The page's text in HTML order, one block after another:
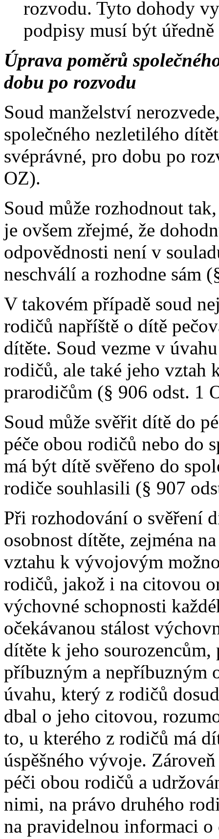
rozvodu. Tyto dohody
podpisy musí být úředně
Úprava poměrů
dobu po rozvodu
Soud manželství
společného nezletilého
svéprávné, pro dobu po
OZ).
Soud může rozhodnout
je ovšem zřejmé, že
odpovědnosti není v
neschválí a rozhodne sám
V takovém případě soud
rodičů napříště o dítě
dítěte. Soud vezme v
rodičů, ale také jeho vztah
prarodičům (§ 906 odst. 1
Soud může svěřit dítě do
péče obou rodičů nebo do
má být dítě svěřeno do
rodiče souhlasili (§ 907
Při rozhodování o svěření
osobnost dítěte, zejména
vztahu k vývojovým
rodičů, jakož i na citovou
výchovné schopnosti
očekávanou stálost
dítěte k jeho
příbuzným a nepříbuzným
úvahu, který z rodičů
dbal o jeho citovou,
to, u kterého z rodičů má
úspěšného vývoje.
péči obou rodičů a
nimi, na právo druhého
na pravidelnou informaci o